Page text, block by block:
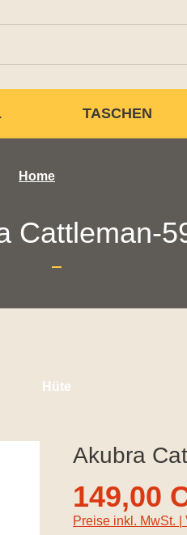
TASCHEN
Home
Cattleman-
Hüte
Akubra
149,00
Preise inkl. MwSt.